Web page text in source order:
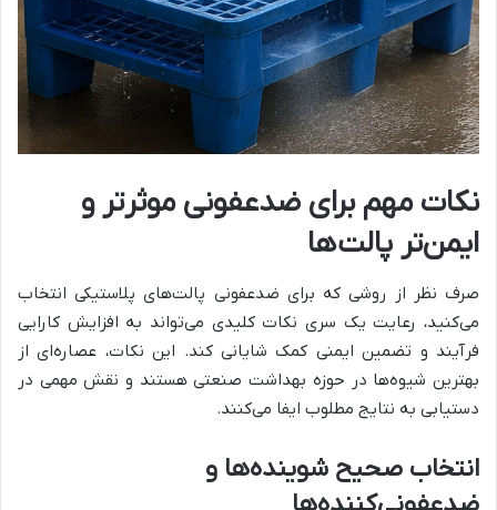
نکات مهم برای ضدعفونی موثرتر و
ایمن‌تر پالت‌ها
صرف نظر از روشی که برای ضدعفونی پالت‌های پلاستیکی انتخاب
می‌کنید، رعایت یک سری نکات کلیدی می‌تواند به افزایش کارایی
فرآیند و تضمین ایمنی کمک شایانی کند. این نکات، عصاره‌ای از
بهترین شیوه‌ها در حوزه بهداشت صنعتی هستند و نقش مهمی در
دستیابی به نتایج مطلوب ایفا می‌کنند.
انتخاب صحیح شوینده‌ها و